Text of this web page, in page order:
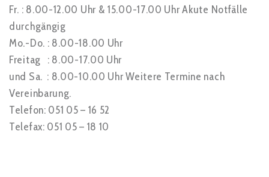
Fr. : 8.00-12.00 Uhr & 15.00-17.00 Uhr Akute Notfälle
durchgängig
Mo.-Do. : 8.00-18.00 Uhr
Freitag : 8.00-17.00 Uhr
und Sa. : 8.00-10.00 Uhr Weitere Termine nach
Vereinbarung.
Telefon: 051 05 – 16 52
Telefax: 051 05 – 18 10